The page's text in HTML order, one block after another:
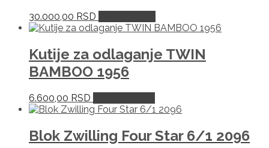
30.000,00 RSD
Kutije za odlaganje TWIN
BAMBOO 1956
6.600,00 RSD
Blok Zwilling Four Star 6/1 2096